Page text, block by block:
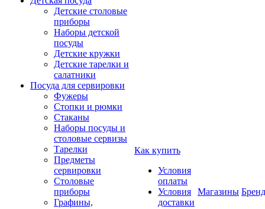
Детские столовые
приборы
Наборы детской
посуды
Детские кружки
Детские тарелки и
салатники
Посуда для сервировки
Фужеры
Стопки и рюмки
Стаканы
Наборы посуды и
столовые сервизы
Тарелки
Предметы
сервировки
Столовые
приборы
Графины,
Как купить
Условия
оплаты
Условия
доставки
Магазины